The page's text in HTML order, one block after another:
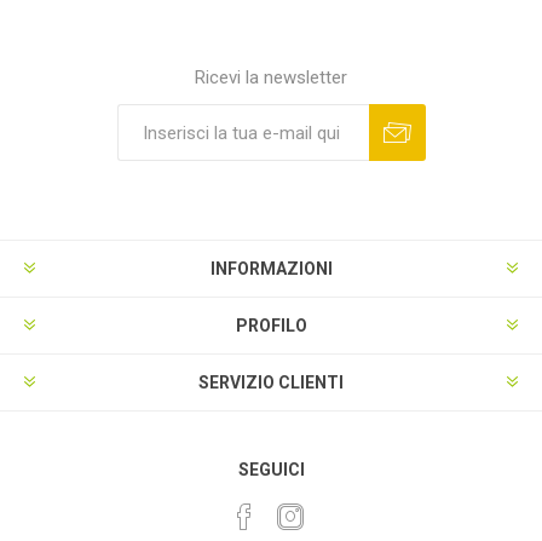
Ricevi la newsletter
INFORMAZIONI
PROFILO
SERVIZIO CLIENTI
SEGUICI